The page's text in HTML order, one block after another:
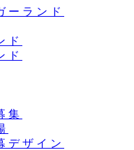
ーランド
ド
ド
集
デザイン